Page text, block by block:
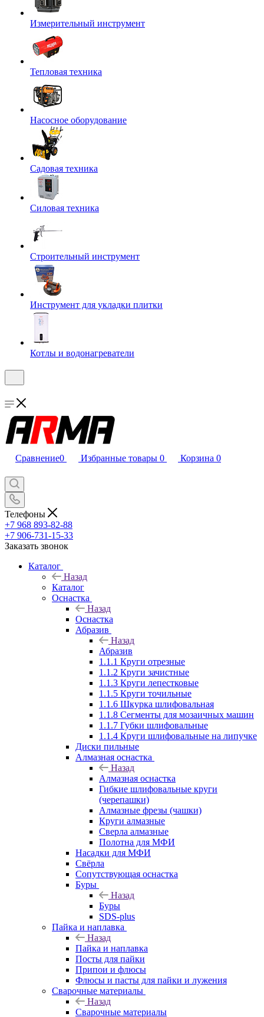
Измерительный инструмент
Тепловая техника
Насосное оборудование
Садовая техника
Силовая техника
Строительный инструмент
Инструмент для укладки плитки
Котлы и водонагреватели
Сравнение0 Избранные товары 0 Корзина 0
Телефоны
+7 968 893-82-88
+7 906-731-15-33
Заказать звонок
Каталог
Назад
Каталог
Оснастка
Назад
Оснастка
Абразив
Назад
Абразив
1.1.1 Круги отрезные
1.1.2 Круги зачистные
1.1.3 Круги лепестковые
1.1.5 Круги точильные
1.1.6 Шкурка шлифовальная
1.1.8 Сегменты для мозаичных машин
1.1.7 Губки шлифовальные
1.1.4 Круги шлифовальные на липучке
Диски пильные
Алмазная оснастка
Назад
Алмазная оснастка
Гибкие шлифовальные круги
(черепашки)
Алмазные фрезы (чашки)
Круги алмазные
Сверла алмазные
Полотна для МФИ
Насадки для МФИ
Свёрла
Сопутствующая оснастка
Буры
Назад
Буры
SDS-plus
Пайка и наплавка
Назад
Пайка и наплавка
Посты для пайки
Припои и флюсы
Флюсы и пасты для пайки и лужения
Сварочные материалы
Назад
Сварочные материалы